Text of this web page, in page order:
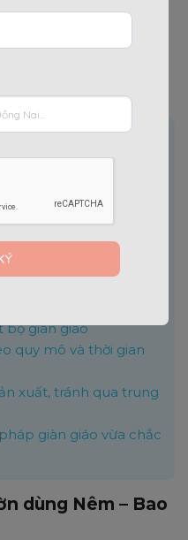
bao giờ mua duy
công trình. Bí quyết
kiểm soát chặt chẽ
Nêm – Bao che
lực đứng)
nước, hoàn thiện
bộ giàn giáo
quy mô và thời gian
xuất, tránh qua trung
giàn giáo vừa chắc
dùng Nêm – Bao